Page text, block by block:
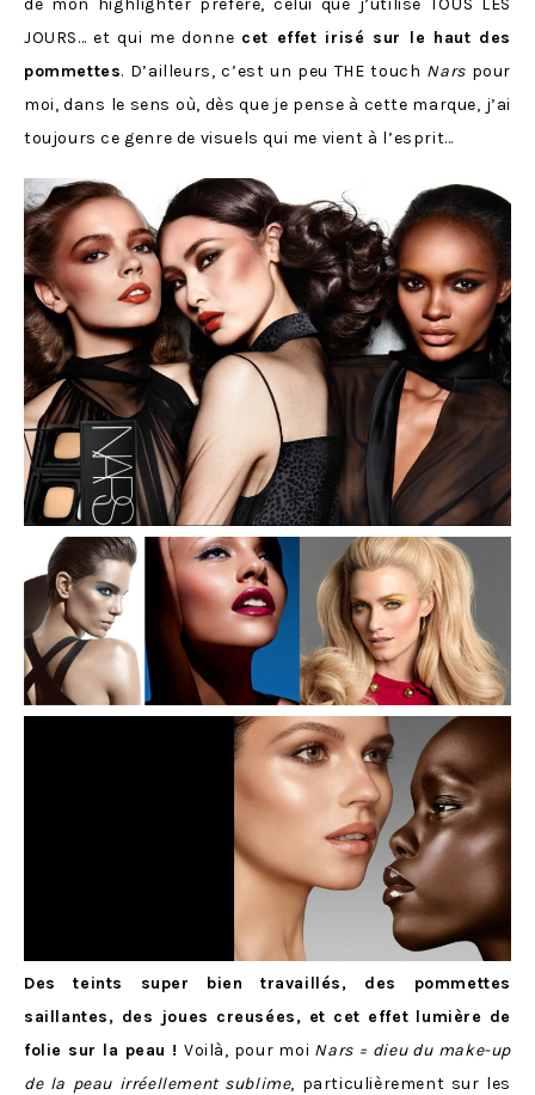
JOURS… et qui me donne cet effet irisé sur le haut des
pommettes. D’ailleurs, c’est un peu THE touch Narspour
moi, dans le sens où, dès que je pense à cette marque, j’ai
toujours ce genre de visuels qui me vient à l’esprit…
Des teints super bien travaillés, des pommettes
saillantes, des joues creusées, et cet effet lumière de
folie sur la peau ! Voilà, pour moi Nars = dieu du make-up
de la peau irréellement sublime, particulièrement sur les